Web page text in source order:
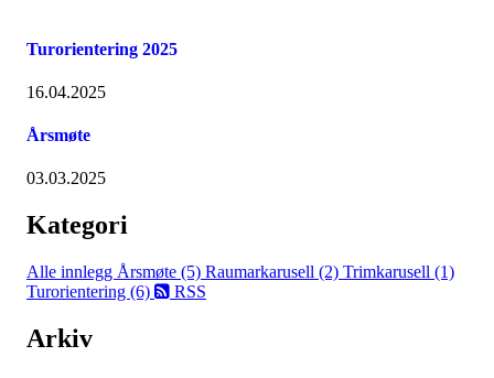
Turorientering 2025
16.04.2025
Årsmøte
03.03.2025
Kategori
Alle innlegg Årsmøte (5) Raumarkarusell (2) Trimkarusell (1)
Turorientering (6)
RSS
Arkiv